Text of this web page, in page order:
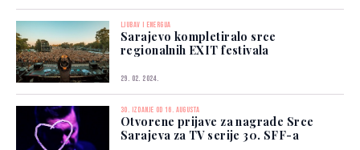
LJUBAV I ENERGIJA
Sarajevo kompletiralo srce
regionalnih EXIT festivala
29. 02. 2024.
30. IZDANJE OD 16. AUGUSTA
Otvorene prijave za nagrade Srce
Sarajeva za TV serije 30. SFF-a